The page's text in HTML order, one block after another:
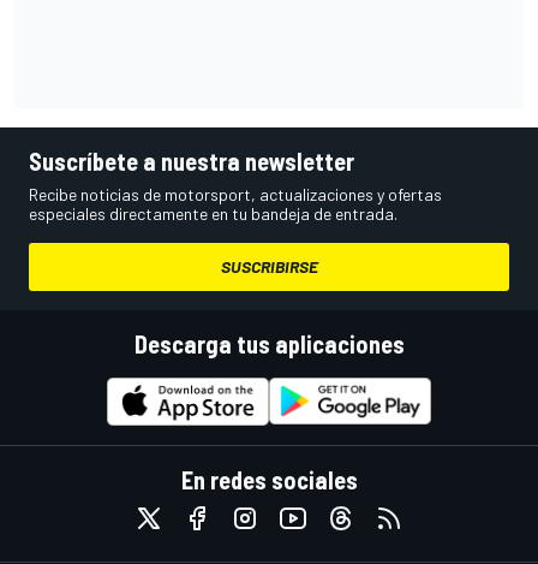
Suscríbete a nuestra newsletter
Recibe noticias de motorsport, actualizaciones y ofertas
especiales directamente en tu bandeja de entrada.
SUSCRIBIRSE
Descarga tus aplicaciones
En redes sociales